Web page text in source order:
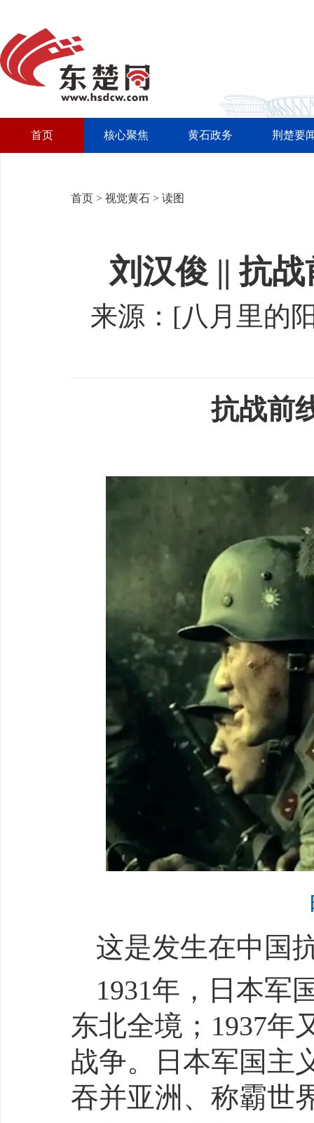
首页 核心聚焦 黄石政务 荆楚要
首页 > 视觉黄石 > 读图
刘汉俊 || 抗
来源：[八月里的
抗战前
这是发生在中国
1931年，日本军
东北全境；1937年
战争。日本军国主
吞并亚洲、称霸世